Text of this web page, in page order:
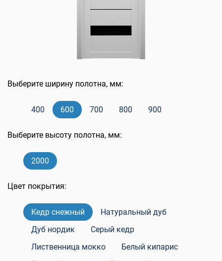
Выберите ширину полотна, мм:
400 600 700 800 900
Выберите высоту полотна, мм:
2000
Цвет покрытия:
Кедр снежный
Натуральный дуб
Дуб нордик
Серый кедр
Лиственница мокко
Белый кипарис